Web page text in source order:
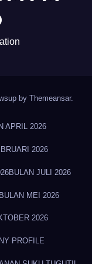
by Themeansar.
APRIL 2026
2026
BULAN JULI 2026
BULAN MEI 2026
2026
PROFILE